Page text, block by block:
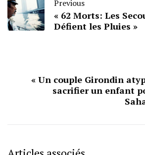
Previous
« 62 Morts: Les
Défient les Pluies »
« Un couple Girondin
sacrifier un enfant